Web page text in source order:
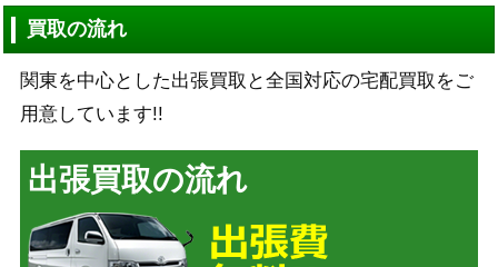
買取の流れ
関東を中心とした出張買取と全国対応の宅配買取をご
用意しています!!
出張買取の流れ